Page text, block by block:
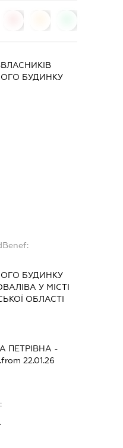
БУДИНКУ
БУДИНКУ
У МІСТІ
ОБЛАСТІ
ПЕТРІВНА -
22.01.26